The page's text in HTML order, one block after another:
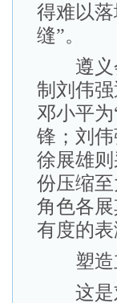
得难以
缝”。
遵义会
制刘伟
邓小平
锋；刘
徐展雄
份压缩
角色各
有度的表
塑造
这是刘